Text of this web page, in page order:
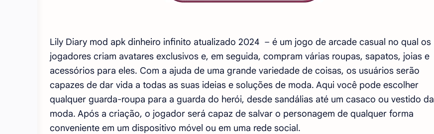
Lily Diary mod apk dinheiro infinito atualizado 2024 – é um jogo de arcade casual no qual os
jogadores criam avatares exclusivos e, em seguida, compram várias roupas, sapatos, joias e
acessórios para eles. Com a ajuda de uma grande variedade de coisas, os usuários serão
capazes de dar vida a todas as suas ideias e soluções de moda. Aqui você pode escolher
qualquer guarda-roupa para a guarda do herói, desde sandálias até um casaco ou vestido da
moda. Após a criação, o jogador será capaz de salvar o personagem de qualquer forma
conveniente em um dispositivo móvel ou em uma rede social.